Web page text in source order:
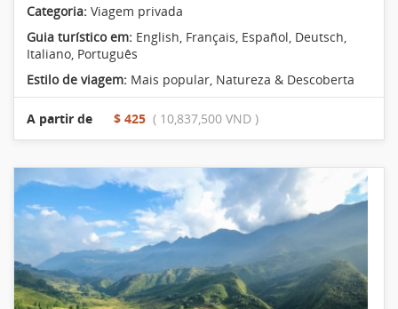
Categoria: Viagem privada
Guia turístico em: English, Français, Español, Deutsch,
Italiano, Português
Estilo de viagem: Mais popular, Natureza & Descoberta
A partir de $ 425 ( 10,837,500 VND )